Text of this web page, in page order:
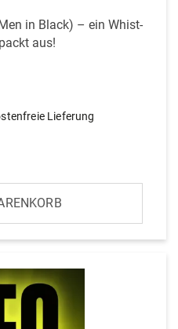
in Black) – ein Whist­
aus!
Lieferung